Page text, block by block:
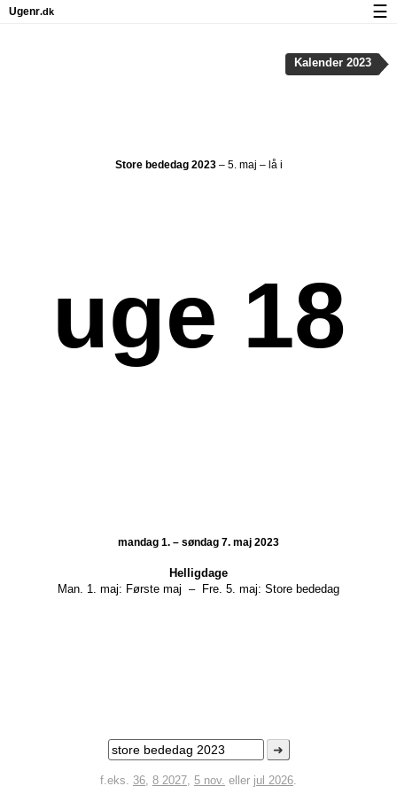
Store bededag 2023– 5. maj – lå i
uge 18
mandag 1. – søndag 7. maj 2023
Helligdage
Man. 1. maj: Første maj – Fre. 5. maj: Store bededag
➜
f.eks. 36, 8 2027, 5 nov. eller jul 2026.
Kalender 2023
Ugenr.dk
Privatliv og cookies
☰